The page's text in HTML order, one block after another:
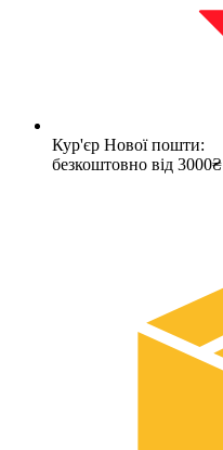
Кур'єр Нової пошти:
безкоштовно від 3000₴